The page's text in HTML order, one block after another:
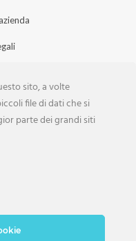
sito, a volte
file di dati che si
parte dei grandi siti